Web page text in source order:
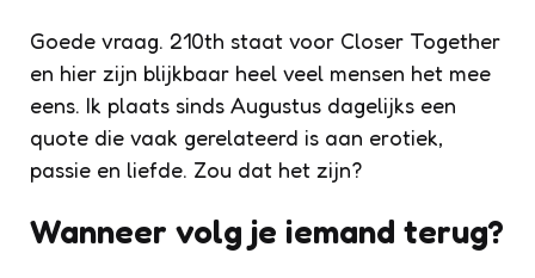
Goede vraag. 210th staat voor Closer Together
en hier zijn blijkbaar heel veel mensen het mee
eens. Ik plaats sinds Augustus dagelijks een
quote die vaak gerelateerd is aan erotiek,
passie en liefde. Zou dat het zijn?
Wanneer volg je iemand terug?